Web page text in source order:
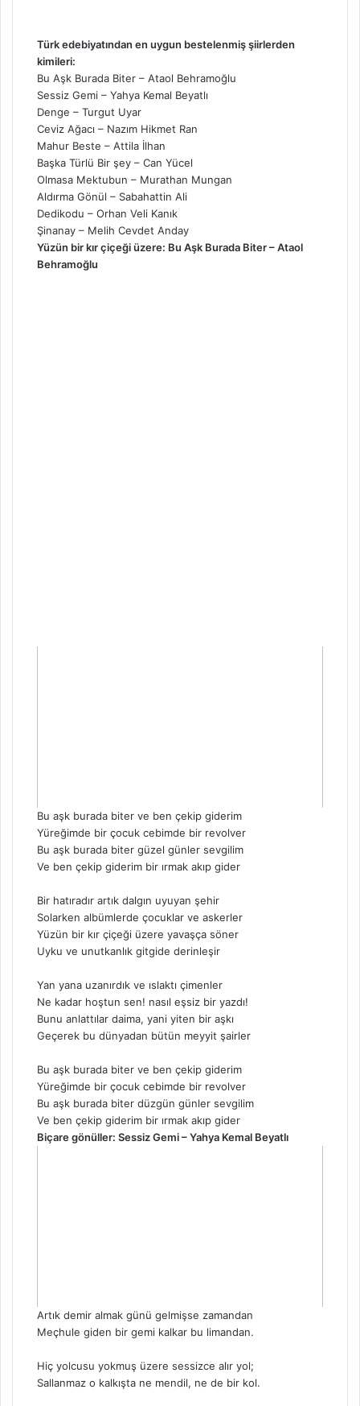
Türk edebiyatından en uygun bestelenmiş şiirlerden
kimileri:
Bu Aşk Burada Biter – Ataol Behramoğlu
Sessiz Gemi – Yahya Kemal Beyatlı
Denge – Turgut Uyar
Ceviz Ağacı – Nazım Hikmet Ran
Mahur Beste – Attila İlhan
Başka Türlü Bir şey – Can Yücel
Olmasa Mektubun – Murathan Mungan
Aldırma Gönül – Sabahattin Ali
Dedikodu – Orhan Veli Kanık
Şinanay – Melih Cevdet Anday
Yüzün bir kır çiçeği üzere: Bu Aşk Burada Biter – Ataol
Behramoğlu
Bu aşk burada biter ve ben çekip giderim
Yüreğimde bir çocuk cebimde bir revolver
Bu aşk burada biter güzel günler sevgilim
Ve ben çekip giderim bir ırmak akıp gider
Bir hatıradır artık dalgın uyuyan şehir
Solarken albümlerde çocuklar ve askerler
Yüzün bir kır çiçeği üzere yavaşça söner
Uyku ve unutkanlık gitgide derinleşir
Yan yana uzanırdık ve ıslaktı çimenler
Ne kadar hoştun sen! nasıl eşsiz bir yazdı!
Bunu anlattılar daima, yani yiten bir aşkı
Geçerek bu dünyadan bütün meyyit şairler
Bu aşk burada biter ve ben çekip giderim
Yüreğimde bir çocuk cebimde bir revolver
Bu aşk burada biter düzgün günler sevgilim
Ve ben çekip giderim bir ırmak akıp gider
Biçare gönüller: Sessiz Gemi – Yahya Kemal Beyatlı
Artık demir almak günü gelmişse zamandan
Meçhule giden bir gemi kalkar bu limandan.
Hiç yolcusu yokmuş üzere sessizce alır yol;
Sallanmaz o kalkışta ne mendil, ne de bir kol.